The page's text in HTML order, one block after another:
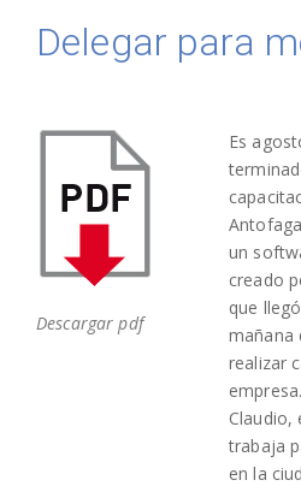
Delegar para
Descargar pdf
Es
un
creado
que
mañana
realizar
Claudio,
trabaja
en la